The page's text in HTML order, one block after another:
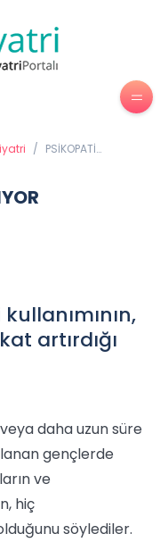
/ PSİKOPATİ
artırdığı
daha uzun süre
gençlerde
ve
hiç
söylediler.